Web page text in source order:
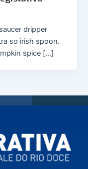
dripper
so irish spoon.
spice […]